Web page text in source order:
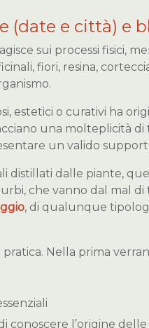
(date e città) e
sui processi fisici,
fiori, resina,
estetici o curativi ha
una molteplicità
un valido
distillati dalle piante,
che vanno dal mal
, di qualunque
pratica. Nella prima
conoscere l’origine